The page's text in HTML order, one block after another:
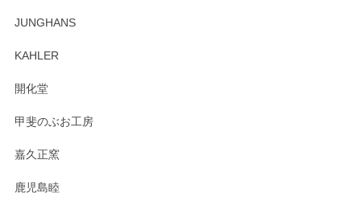
JUNGHANS
KAHLER
開化堂
甲斐のぶお工房
嘉久正窯
鹿児島睦